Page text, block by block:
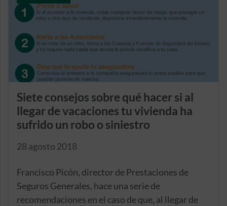
Siete consejos sobre qué hacer si al
llegar de vacaciones tu vivienda ha
sufrido un robo o siniestro
28 agosto 2018
Francisco Picón, director de Prestaciones de
Seguros Generales, hace una serie de
recomendaciones en el caso de que, al llegar de